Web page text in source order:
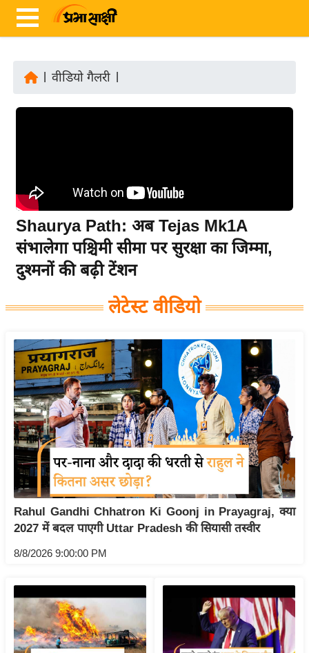
रा
ष्ट्री
य
अं
त
ष्ट्री
बि
ज़
ने
स
उ
द्यो
ग
ज
ग
त
वि
शे
ज्ञ
रा
य
ब
वीडियो गैलरी
Shaurya Path: अब Tejas Mk1A
संभालेगा पश्चिमी सीमा पर सुरक्षा का जिम्मा,
दुश्मनों की बढ़ी टेंशन
लेटेस्ट वीडियो
Rahul Gandhi Chhatron Ki Goonj in Prayagraj, क्या
2027 में बदल पाएगी Uttar Pradesh की सियासी तस्वीर
8/8/2026 9:00:00 PM